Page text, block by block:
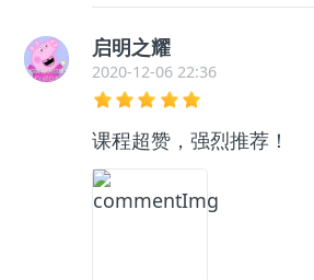
启明之耀
2020-12-06 22:36
课程超赞，强烈推荐！